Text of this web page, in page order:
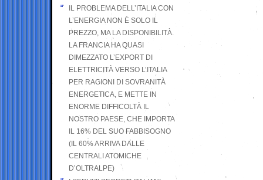
IL PROBLEMA DELL’ITALIA CON
L’ENERGIA NON È SOLO IL
PREZZO, MA LA DISPONIBILITÀ.
LA FRANCIA HA QUASI
DIMEZZATO L’EXPORT DI
ELETTRICITÀ VERSO L’ITALIA
PER RAGIONI DI SOVRANITÀ
ENERGETICA, E METTE IN
ENORME DIFFICOLTÀ IL
NOSTRO PAESE, CHE IMPORTA
IL 16% DEL SUO FABBISOGNO
(IL 60% ARRIVA DALLE
CENTRALI ATOMICHE
D’OLTRALPE)